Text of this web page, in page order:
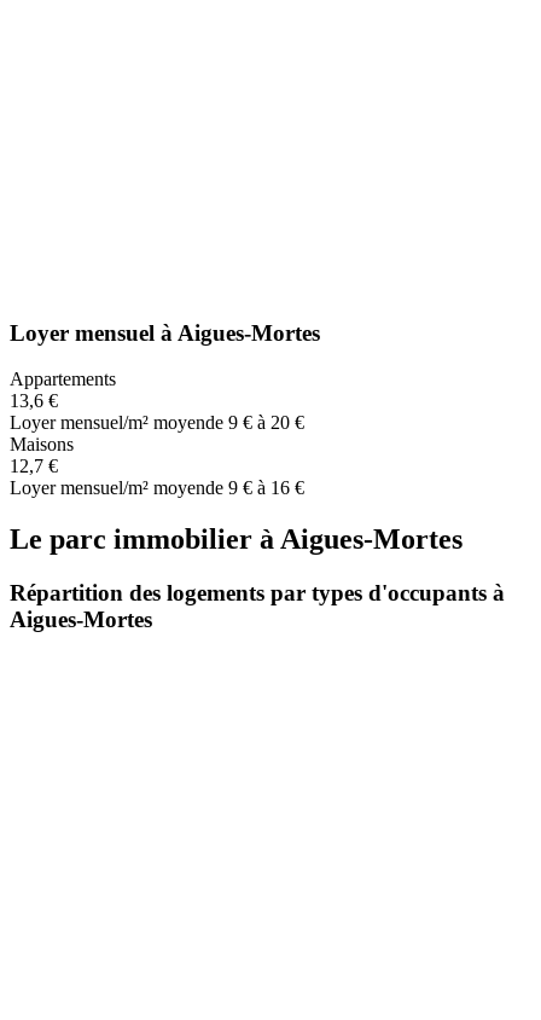
Loyer mensuel à Aigues-Mortes
Appartements
13,6 €
Loyer mensuel/m² moyende 9 € à 20 €
Maisons
12,7 €
Loyer mensuel/m² moyende 9 € à 16 €
Le parc immobilier àAigues-Mortes
Répartition des logements par types d'occupants à
Aigues-Mortes